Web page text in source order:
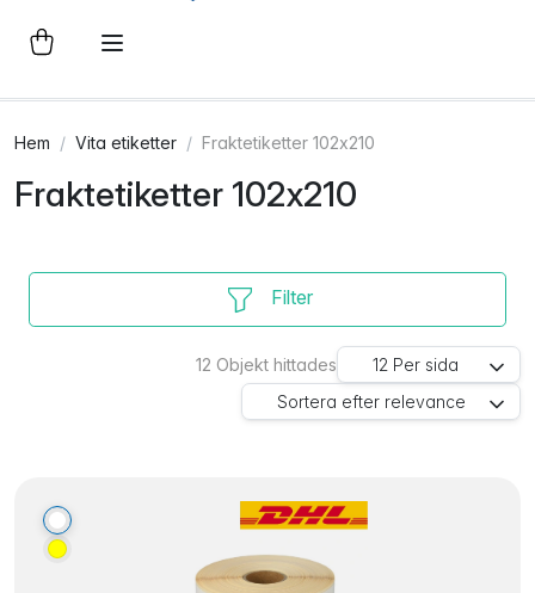
Hem Vita etiketter Fraktetiketter 102x210
Fraktetiketter 102x210
Filter
12 Objekt hittades 12 Per sida
Sortera efter relevance